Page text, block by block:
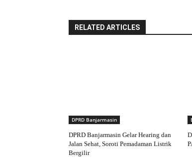
RELATED ARTICLES
DPRD Banjarmasin
DPRD Banjarmasin Gelar Hearing dan
Jalan Sehat, Soroti Pemadaman Listrik
Bergilir